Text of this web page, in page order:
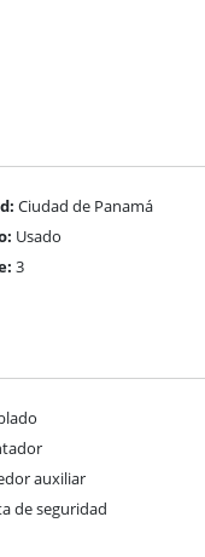
Ciudad de Panamá
Usado
3
auxiliar
de seguridad